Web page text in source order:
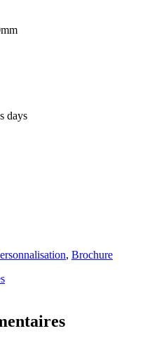
days
, Brochure